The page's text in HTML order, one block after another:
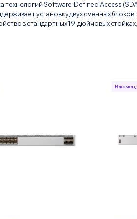
технологий Software-Defined Access
установку двух сменных
в стандартных 19-дюймовых